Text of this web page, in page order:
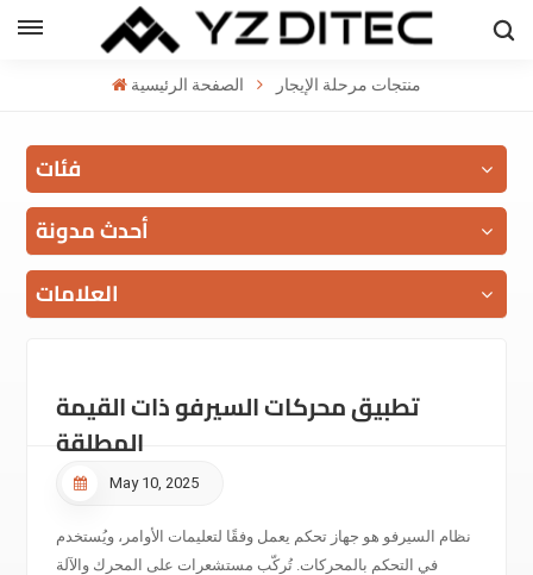
الصفحة الرئيسية منتجات مرحلة الإيجار
فئات
أحدث مدونة
العلامات
تطبيق محركات السيرفو ذات القيمة
المطلقة
May 10, 2025
نظام السيرفو هو جهاز تحكم يعمل وفقًا لتعليمات الأوامر، ويُستخدم
في التحكم بالمحركات. تُركّب مستشعرات على المحرك والآلة